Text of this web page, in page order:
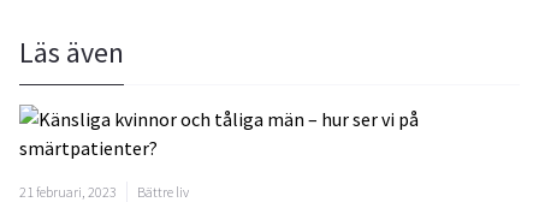
Läs även
21 februari, 2023 Bättre liv